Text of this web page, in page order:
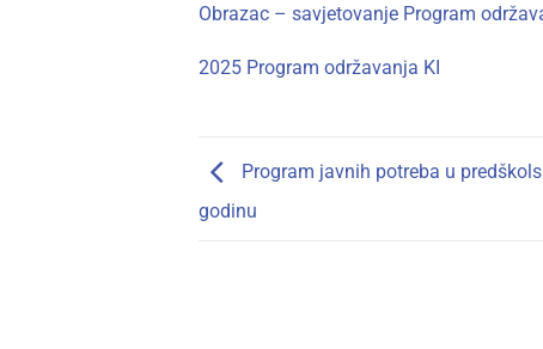
Obrazac – savjetovanje Program
2025 Program održavanja KI
Program javnih potreba u
godinu